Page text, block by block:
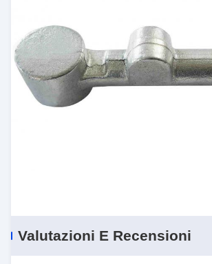
Valutazioni E Recensioni